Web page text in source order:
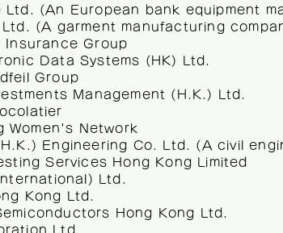
Ltd. (An European bank equipment
(A garment manufacturing
Insurance Group
Data Systems (HK) Ltd.
Group
Management (H.K.) Ltd.
Women's Network
Engineering Co. Ltd. (A civil
Services Hong Kong Limited
Ltd.
Kong Ltd.
Hong Kong Ltd.
Ltd.